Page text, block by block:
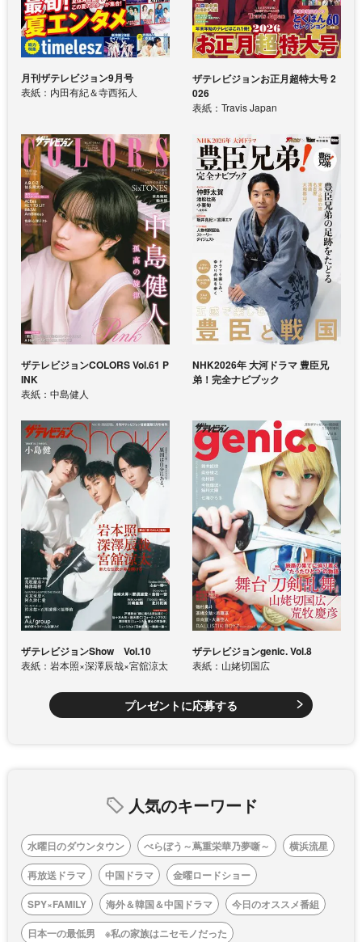
月刊ザテレビジョン9月号
表紙：内田有紀＆寺西拓人
ザテレビジョンお正月超特大号 2
026
表紙：Travis Japan
ザテレビジョンCOLORS Vol.61 P
INK
表紙：中島健人
NHK2026年 大河ドラマ 豊臣兄
弟！完全ナビブック
ザテレビジョンShow Vol.10
表紙：岩本照×深澤辰哉×宮舘涼太
ザテレビジョンgenic. Vol.8
表紙：山姥切国広
プレゼントに応募する
人気のキーワード
水曜日のダウンタウン べらぼう～蔦重栄華乃夢噺～
横浜流星
再放送ドラマ
中国ドラマ
金曜ロードショー
SPY×FAMILY
海外＆韓国＆中国ドラマ
今日のオススメ番組
日本一の最低男 ※私の家族はニセモノだった